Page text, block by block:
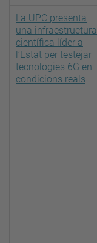
La UPC presenta
una infraestructura
científica líder a
l’Estat per testejar
tecnologies 6G en
condicions reals